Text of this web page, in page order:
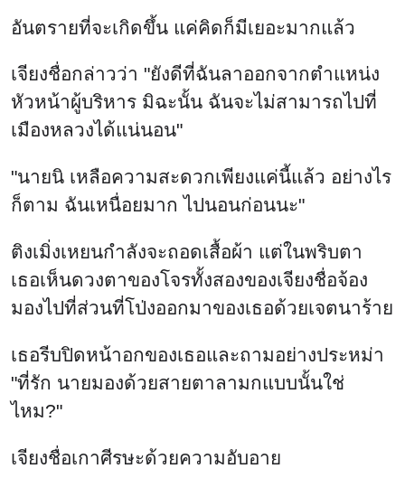
อันตรายที่จะเกิดขึ้น แค่คิดก็มีเยอะมากแล้ว
เจียงชื่อกล่าวว่า "ยังดีที่ฉันลาออกจากตำแหน่ง
หัวหน้าผู้บริหาร มิฉะนั้น ฉันจะไม่สามารถไปที่
เมืองหลวงได้แน่นอน"
"นายนิ เหลือความสะดวกเพียงแค่นี้แล้ว อย่างไร
ก็ตาม ฉันเหนื่อยมาก ไปนอนก่อนนะ"
ติงเมิ่งเหยนกำลังจะถอดเสื้อผ้า แต่ในพริบตา
เธอเห็นดวงตาของโจรทั้งสองของเจียงชื่อจ้อง
มองไปที่ส่วนที่โป่งออกมาของเธอด้วยเจตนาร้าย
เธอรีบปิดหน้าอกของเธอและถามอย่างประหม่า
"ที่รัก นายมองด้วยสายตาลามกแบบนั้นใช่
ไหม?"
เจียงชื่อเกาศีรษะด้วยความอับอาย